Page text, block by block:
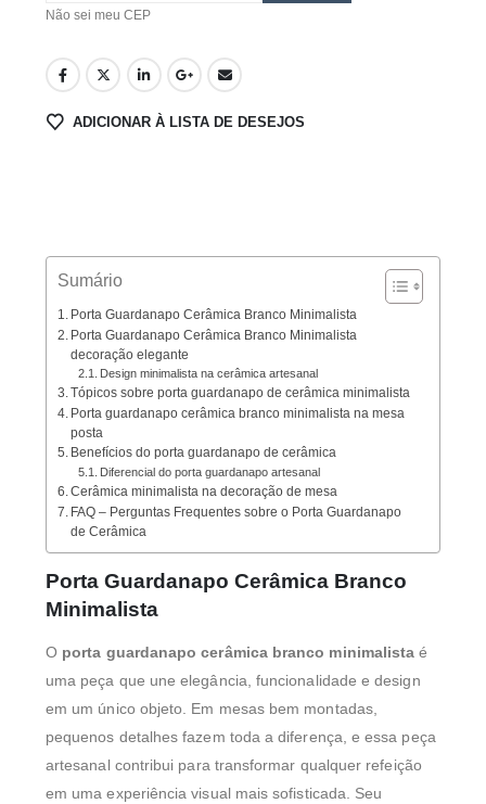
Não sei meu CEP
ADICIONAR À LISTA DE DESEJOS
Sumário
Porta Guardanapo Cerâmica Branco Minimalista
Porta Guardanapo Cerâmica Branco Minimalista
decoração elegante
Design minimalista na cerâmica artesanal
Tópicos sobre porta guardanapo de cerâmica minimalista
Porta guardanapo cerâmica branco minimalista na mesa
posta
Benefícios do porta guardanapo de cerâmica
Diferencial do porta guardanapo artesanal
Cerâmica minimalista na decoração de mesa
FAQ – Perguntas Frequentes sobre o Porta Guardanapo
de Cerâmica
Porta Guardanapo Cerâmica Branco
Minimalista
O porta guardanapo cerâmica branco minimalista é
uma peça que une elegância, funcionalidade e design
em um único objeto. Em mesas bem montadas,
pequenos detalhes fazem toda a diferença, e essa peça
artesanal contribui para transformar qualquer refeição
em uma experiência visual mais sofisticada. Seu